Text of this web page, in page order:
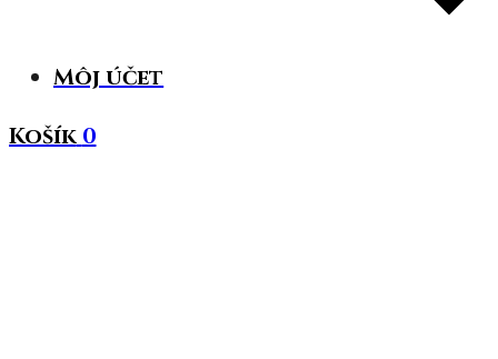
Môj účet
Košík 0